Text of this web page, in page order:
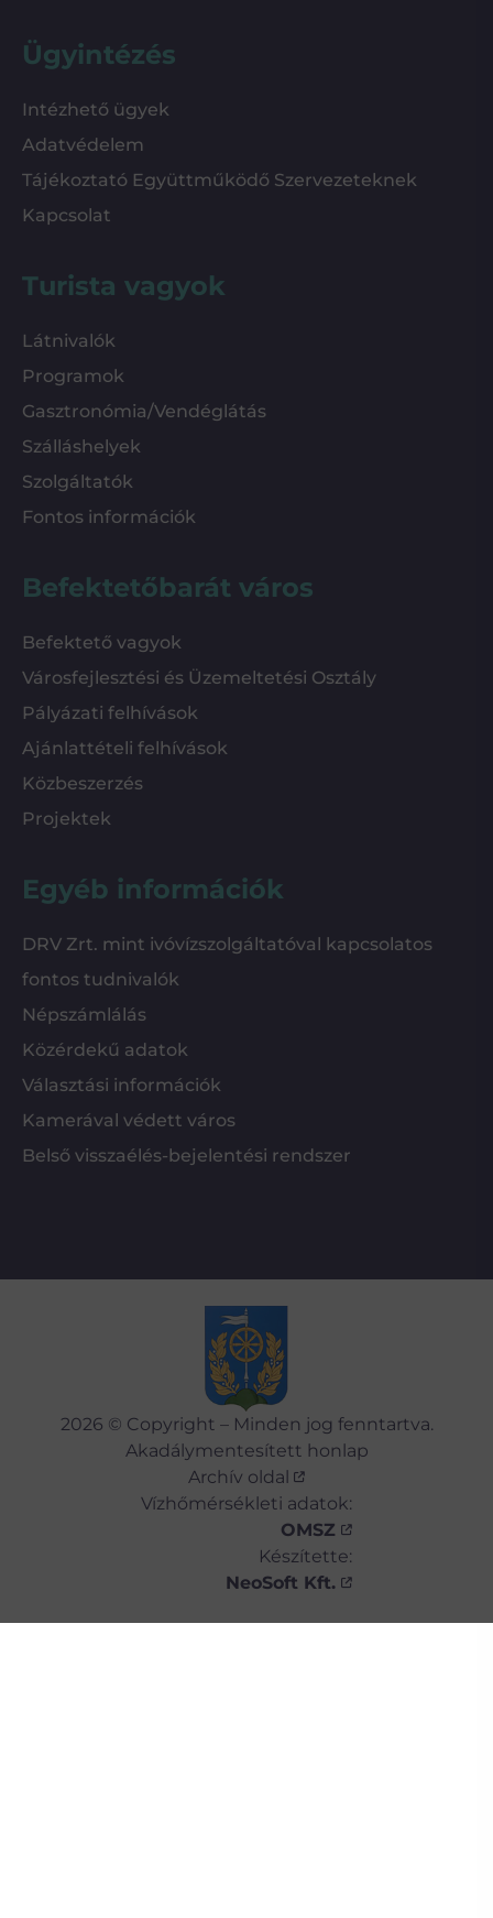
Ügyintézés
Intézhető ügyek
Adatvédelem
Tájékoztató Együttműködő Szervezeteknek
Kapcsolat
Turista vagyok
Látnivalók
Programok
Gasztronómia/Vendéglátás
Szálláshelyek
Szolgáltatók
Fontos információk
Befektetőbarát város
Befektető vagyok
Városfejlesztési és Üzemeltetési Osztály
Pályázati felhívások
Ajánlattételi felhívások
Közbeszerzés
Projektek
Egyéb információk
DRV Zrt. mint ivóvízszolgáltatóval kapcsolatos
fontos tudnivalók
Népszámlálás
Közérdekű adatok
Választási információk
Kamerával védett város
Belső visszaélés-bejelentési rendszer
2026 © Copyright – Minden jog fenntartva.
Akadálymentesített honlap
Archív oldal
Vízhőmérsékleti adatok:
OMSZ
Készítette:
NeoSoft Kft.